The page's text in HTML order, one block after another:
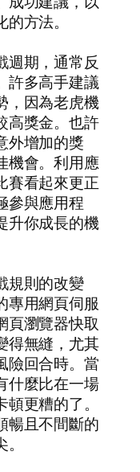
方法。
週期，通常反
許多高手建議
，因為老虎機
高獎金。也許
外增加的獎
機會。利用應
賽看起來更正
參與應用程
升你成長的機
規則的改變
專用網頁伺服
頁瀏覽器快取
得無縫，尤其
險回合時。當
什麼比在一場
更糟的了。
暢且不間斷的